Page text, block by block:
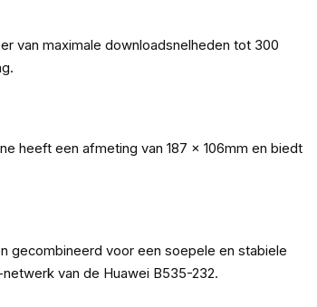
van maximale downloadsnelheden tot 300
heeft een afmeting van 187 x 106mm en biedt
gecombineerd voor een soepele en stabiele
van de Huawei B535-232.